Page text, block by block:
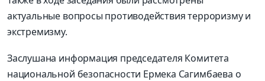
актуальные вопросы противодействия терроризму и
экстремизму.
Заслушана информация председателя Комитета
национальной безопасности Ермека Сагимбаева о